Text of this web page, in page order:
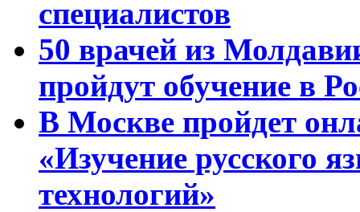
специалистов
50 врачей из
пройдут обучение в
В Москве пройдет
«Изучение русского
технологий»